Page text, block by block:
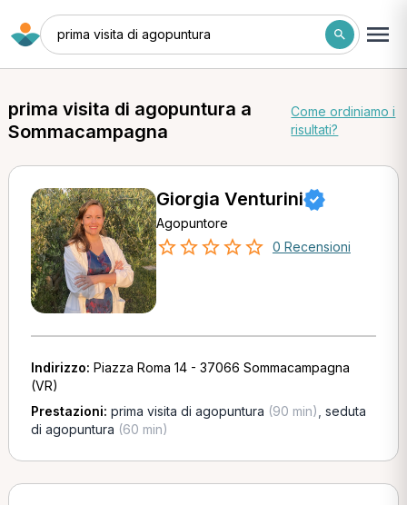
prima visita di agopuntura
prima visita di agopuntura a
Sommacampagna
Come ordiniamo i
risultati?
Giorgia Venturini
Agopuntore
0 Recensioni
Indirizzo: Piazza Roma 14 - 37066 Sommacampagna
(VR)
Prestazioni: prima visita di agopuntura (90 min) seduta
di agopuntura (60 min)